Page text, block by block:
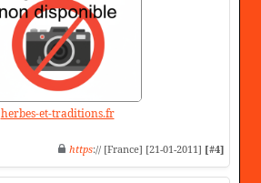
herbes-et-traditions.fr
https:// [France] [21-01-2011] [#4]